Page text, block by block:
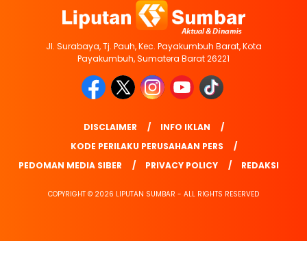
Jl. Surabaya, Tj. Pauh, Kec. Payakumbuh Barat, Kota
Payakumbuh, Sumatera Barat 26221
DISCLAIMER
INFO IKLAN
KODE PERILAKU PERUSAHAAN PERS
PEDOMAN MEDIA SIBER
PRIVACY POLICY REDAKSI
COPYRIGHT © 2026 LIPUTAN SUMBAR - ALL RIGHTS RESERVED